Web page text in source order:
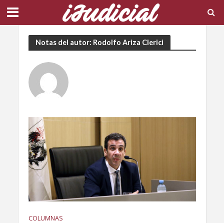
Notas del autor: Rodolfo Ariza Clerici
COLUMNAS